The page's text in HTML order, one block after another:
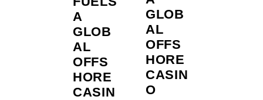
A
GLOB
AL
OFFS
HORE
CASIN
GLOB
AL
OFFS
HORE
CASIN
O